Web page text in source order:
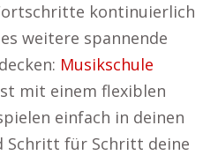
kontinuierlich
weitere spannende
Musikschule
mit einem flexiblen
einfach in deinen
Schritt für Schritt deine